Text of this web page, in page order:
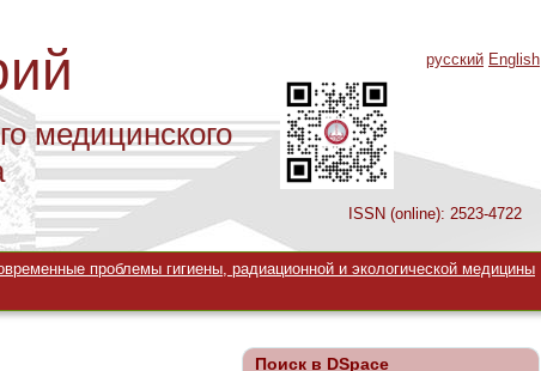
медицинского
ISSN (online): 2523-4722
русский English
проблемы гигиены, радиационной и экологической медицины
Поиск в DSpace